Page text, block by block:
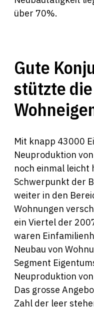
über 70%.
Gute
stützte die
Mit knapp 43000
Neuproduktion
noch einmal leicht
Schwerpunkt der
weiter in den
Wohnungen
ein Viertel der
waren
Neubau von
Segment
Neuproduktion
Das grosse
Zahl der leer